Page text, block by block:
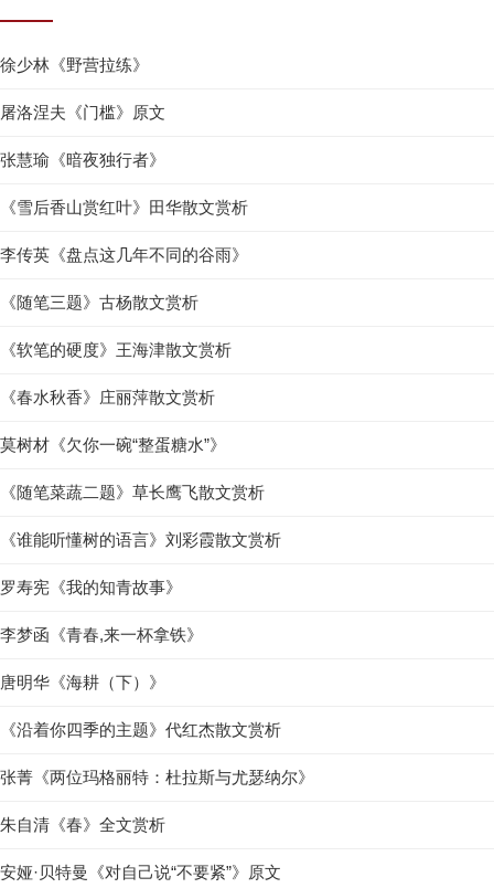
徐少林《野营拉练》
屠洛涅夫《门槛》原文
张慧瑜《暗夜独行者》
《雪后香山赏红叶》田华散文赏析
李传英《盘点这几年不同的谷雨》
《随笔三题》古杨散文赏析
《软笔的硬度》王海津散文赏析
《春水秋香》庄丽萍散文赏析
莫树材《欠你一碗“整蛋糖水”》
《随笔菜蔬二题》草长鹰飞散文赏析
《谁能听懂树的语言》刘彩霞散文赏析
罗寿宪《我的知青故事》
李梦函《青春,来一杯拿铁》
唐明华《海耕（下）》
《沿着你四季的主题》代红杰散文赏析
张菁《两位玛格丽特：杜拉斯与尤瑟纳尔》
朱自清《春》全文赏析
安娅·贝特曼《对自己说“不要紧”》原文